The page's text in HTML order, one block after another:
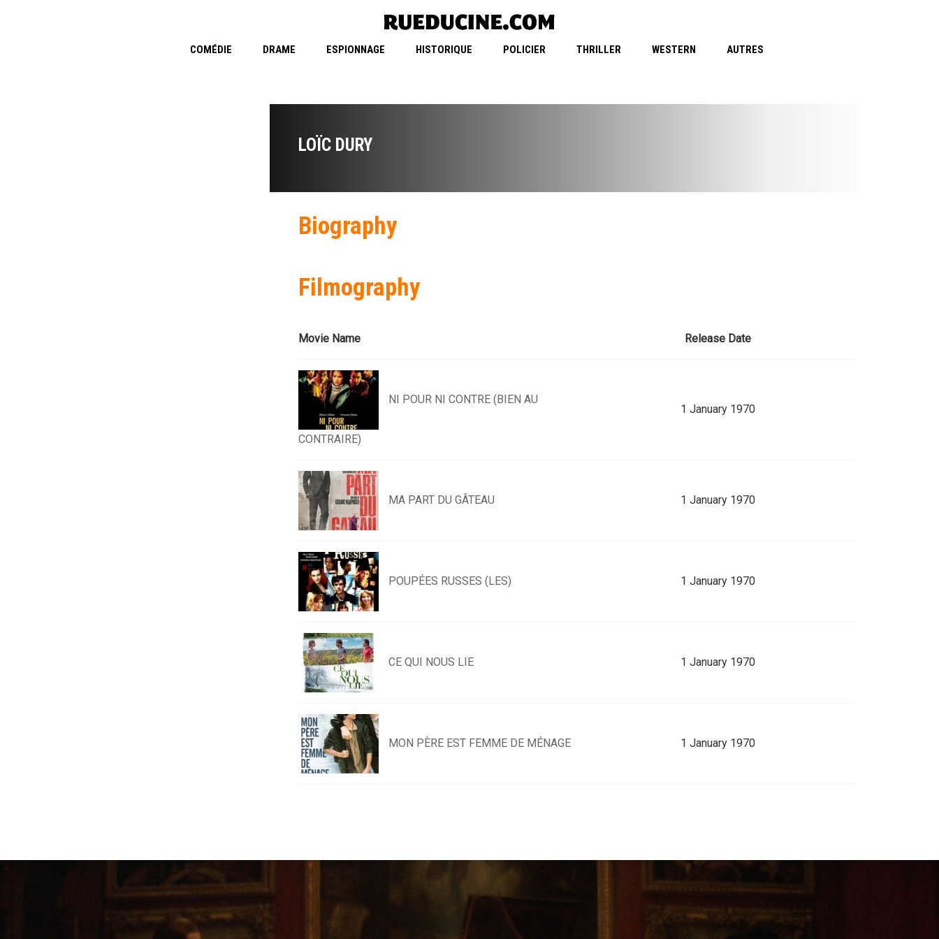
COMÉDIE DRAME ESPIONNAGE HISTORIQUE POLICIER THRILLER WESTERN AUTRES
LOÏC DURY
Biography
Filmography
Movie Name Release Date
NI POUR NI CONTRE (BIEN AU
CONTRAIRE)
1 January 1970
MA PART DU GÂTEAU 1 January 1970
POUPÉES RUSSES (LES) 1 January 1970
CE QUI NOUS LIE 1 January 1970
MON PÈRE EST FEMME DE MÉNAGE 1 January 1970